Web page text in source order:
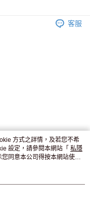
店，7天內取。逾期後
客服
方式之詳情，及若您不希
設定，請參閱本網站「 私隱
同意本公司得按本網站使用